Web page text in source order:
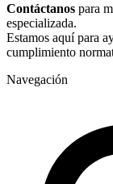
Contáctanos para
especializada.
Estamos aquí para
cumplimiento
Navegación